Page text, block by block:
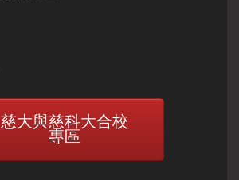
慈大與慈科大合校
專區